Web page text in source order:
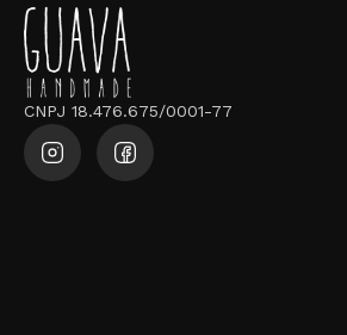
CNPJ 18.476.675/0001-77